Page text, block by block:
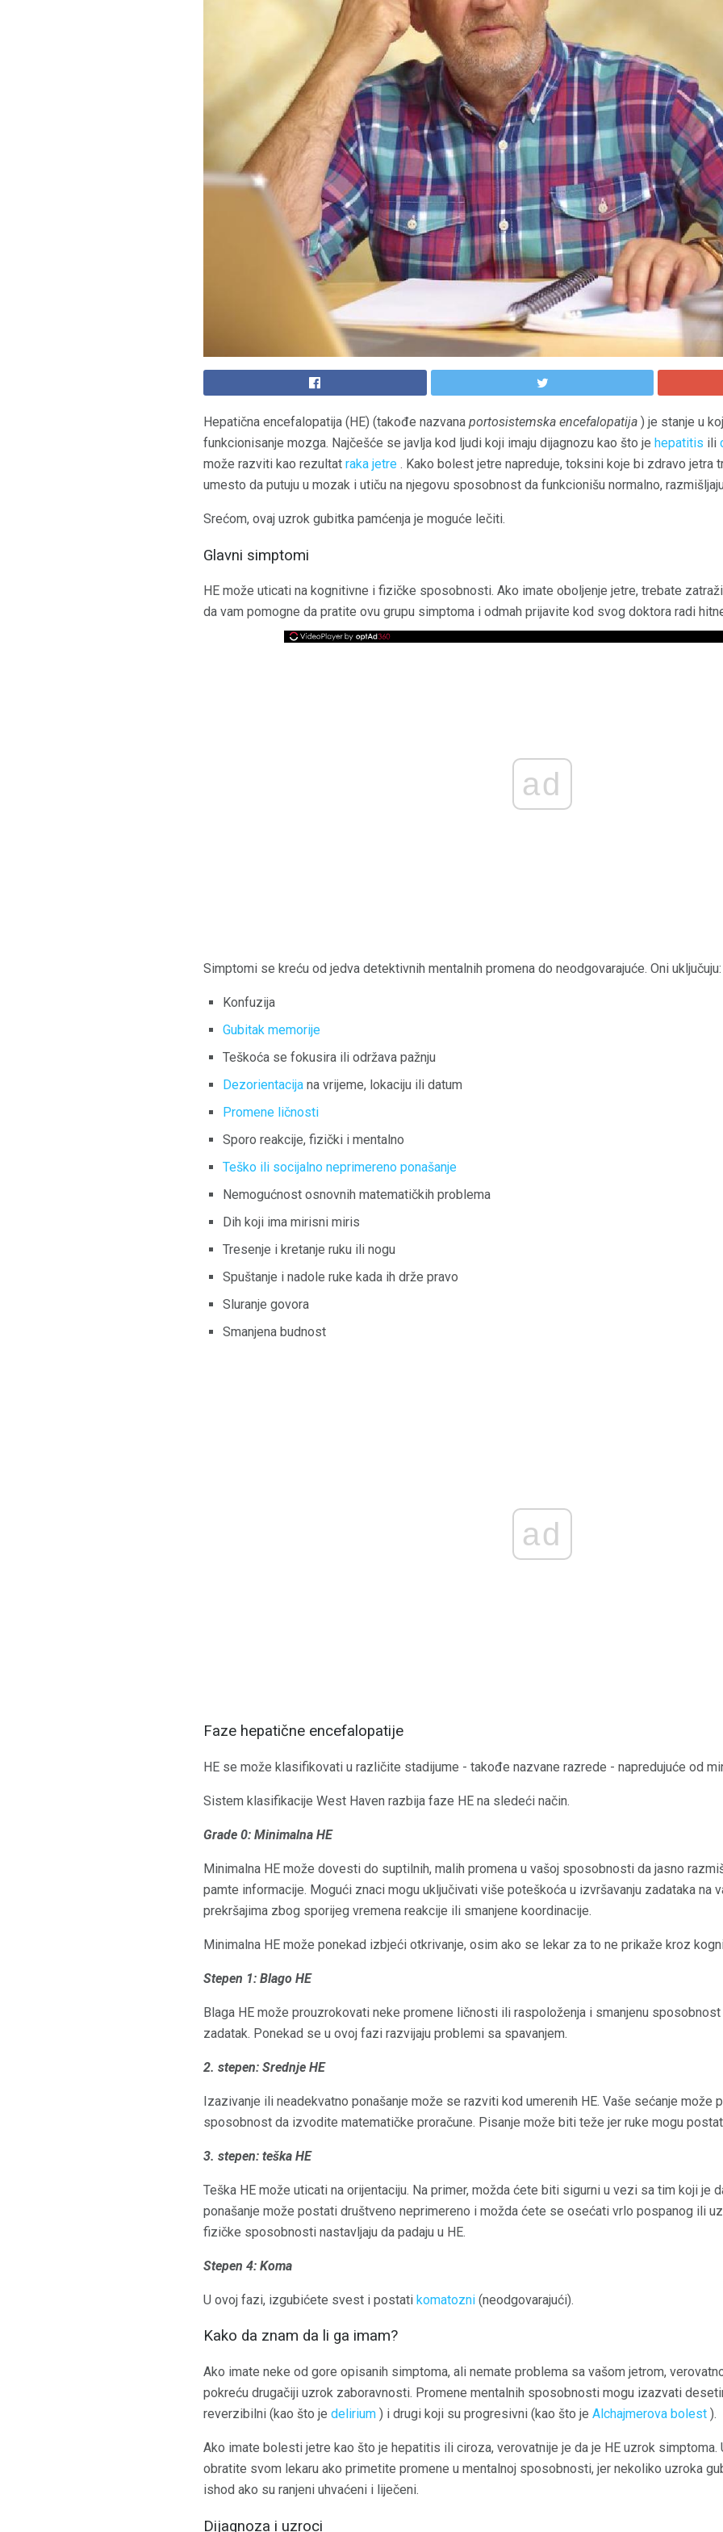
Hepatična encefalopatija (HE) (takođe nazvana portosistemska encefalopatija ) je stanje u
funkcionisanje mozga. Najčešće se javlja kod ljudi koji imaju dijagnozu kao što je hepatitis ili
može razviti kao rezultat raka jetre . Kako bolest jetre napreduje, toksini koje bi zdravo jetra
umesto da putuju u mozak i utiču na njegovu sposobnost da funkcionišu normalno,
Srećom, ovaj uzrok gubitka pamćenja je moguće lečiti.
Glavni simptomi
HE može uticati na kognitivne i fizičke sposobnosti. Ako imate oboljenje jetre, trebate
da vam pomogne da pratite ovu grupu simptoma i odmah prijavite kod svog doktora radi
ad
Simptomi se kreću od jedva detektivnih mentalnih promena do neodgovarajuće. Oni uključuju:
Konfuzija
Gubitak memorije
Teškoća se fokusira ili održava pažnju
Dezorientacija na vrijeme, lokaciju ili datum
Promene ličnosti
Sporo reakcije, fizički i mentalno
Teško ili socijalno neprimereno ponašanje
Nemogućnost osnovnih matematičkih problema
Dih koji ima mirisni miris
Tresenje i kretanje ruku ili nogu
Spuštanje i nadole ruke kada ih drže pravo
Sluranje govora
Smanjena budnost
ad
Faze hepatične encefalopatije
HE se može klasifikovati u različite stadijume - takođe nazvane razrede - napredujuće od
Sistem klasifikacije West Haven razbija faze HE na sledeći način.
Grade 0: Minimalna HE
Minimalna HE može dovesti do suptilnih, malih promena u vašoj sposobnosti da jasno
pamte informacije. Mogući znaci mogu uključivati ​​više poteškoća u izvršavanju zadataka na
prekršajima zbog sporijeg vremena reakcije ili smanjene koordinacije.
Minimalna HE može ponekad izbjeći otkrivanje, osim ako se lekar za to ne prikaže kroz
Stepen 1: Blago HE
Blaga HE može prouzrokovati neke promene ličnosti ili raspoloženja i smanjenu
zadatak. Ponekad se u ovoj fazi razvijaju problemi sa spavanjem.
2. stepen: Srednje HE
Izazivanje ili neadekvatno ponašanje može se razviti kod umerenih HE. Vaše sećanje može
sposobnost da izvodite matematičke proračune. Pisanje može biti teže jer ruke mogu
3. stepen: teška HE
Teška HE može uticati na orijentaciju. Na primer, možda ćete biti sigurni u vezi sa tim koji je
ponašanje može postati društveno neprimereno i možda ćete se osećati vrlo pospanog ili
fizičke sposobnosti nastavljaju da padaju u HE.
Stepen 4: Koma
U ovoj fazi, izgubićete svest i postati komatozni (neodgovarajući).
Kako da znam da li ga imam?
Ako imate neke od gore opisanih simptoma, ali nemate problema sa vašom jetrom,
pokreću drugačiji uzrok zaboravnosti. Promene mentalnih sposobnosti mogu izazvati
reverzibilni (kao što je delirium ) i drugi koji su progresivni (kao što je Alchajmerova bolest ).
Ako imate bolesti jetre kao što je hepatitis ili ciroza, verovatnije je da je HE uzrok simptoma.
obratite svom lekaru ako primetite promene u mentalnoj sposobnosti, jer nekoliko uzroka
ishod ako su ranjeni uhvaćeni i liječeni.
Dijagnoza i uzroci